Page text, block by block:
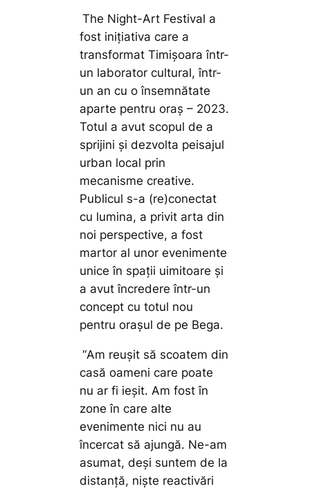
The Night-Art Festival a
fost inițiativa care a
transformat Timișoara într-
un laborator cultural, într-
un an cu o însemnătate
aparte pentru oraș – 2023.
Totul a avut scopul de a
sprijini și dezvolta peisajul
urban local prin
mecanisme creative.
Publicul s-a (re)conectat
cu lumina, a privit arta din
noi perspective, a fost
martor al unor evenimente
unice în spații uimitoare și
a avut încredere într-un
concept cu totul nou
pentru orașul de pe Bega.
“Am reușit să scoatem din
casă oameni care poate
nu ar fi ieșit. Am fost în
zone în care alte
evenimente nici nu au
încercat să ajungă. Ne-am
asumat, deși suntem de la
distanță, niște reactivări